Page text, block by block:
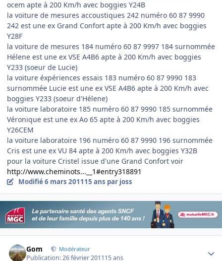
ocem apte à 200 Km/h avec boggies Y24B
la voiture de mesures accoustiques 242 numéro 60 87 9990
242 est une ex Grand Confort apte à 200 Km/h avec boggies
Y28F
la voiture de mesures 184 numéro 60 87 9997 184 surnommée
Hélene est une ex VSE A4B6 apte à 200 Km/h avec boggies
Y233 (soeur de Lucie)
la voiture éxpériences essais 183 numéro 60 87 9990 183
surnommée Lucie est une ex VSE A4B6 apte à 200 Km/h avec
boggies Y233 (soeur d'Hélene)
la voiture laboratoire 185 numéro 60 87 9990 185 surnommée
Véronique est une ex Ao 65 apte à 200 Km/h avec boggies
Y26CEM
la voiture laboratoire 196 numéro 60 87 9990 196 surnommée
Cris est une ex VU 84 apte à 200 Km/h avec boggies Y32B
pour la voiture Cristel issue d'une Grand Confort voir
http://www.cheminots...__1#entry318891
Modifié6 mars 201115 ans par joss
Gom Modérateur
Publication:26 février 201115 ans